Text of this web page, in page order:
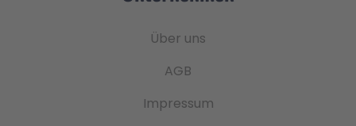
Über uns
AGB
Impressum